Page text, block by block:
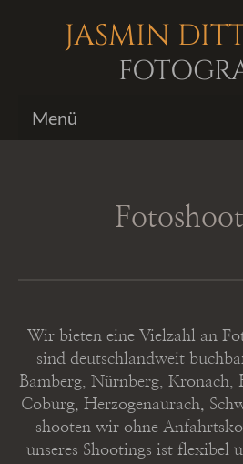
JASMIN
Menü
Fotoshootings
Wir bieten eine Vielzahl an
sind deutschlandweit
Bamberg, Nürnberg, Kronach,
Coburg, Herzogenaurach,
shooten wir ohne
unseres Shootings ist flexibel